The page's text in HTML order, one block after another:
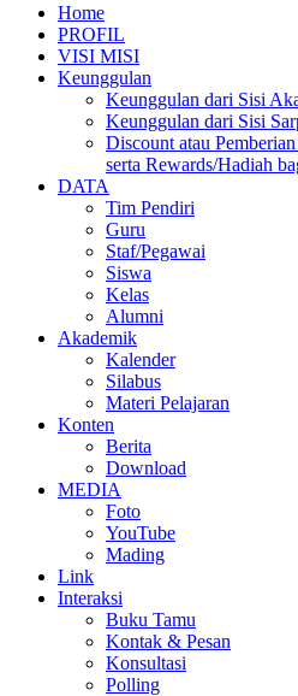
Home
PROFIL
VISI MISI
Keunggulan
Keunggulan dari Sisi
Keunggulan dari Sisi
Discount atau
serta Rewards/Hadiah
DATA
Tim Pendiri
Guru
Staf/Pegawai
Siswa
Kelas
Alumni
Akademik
Kalender
Silabus
Materi Pelajaran
Konten
Berita
Download
MEDIA
Foto
YouTube
Mading
Link
Interaksi
Buku Tamu
Kontak & Pesan
Konsultasi
Polling